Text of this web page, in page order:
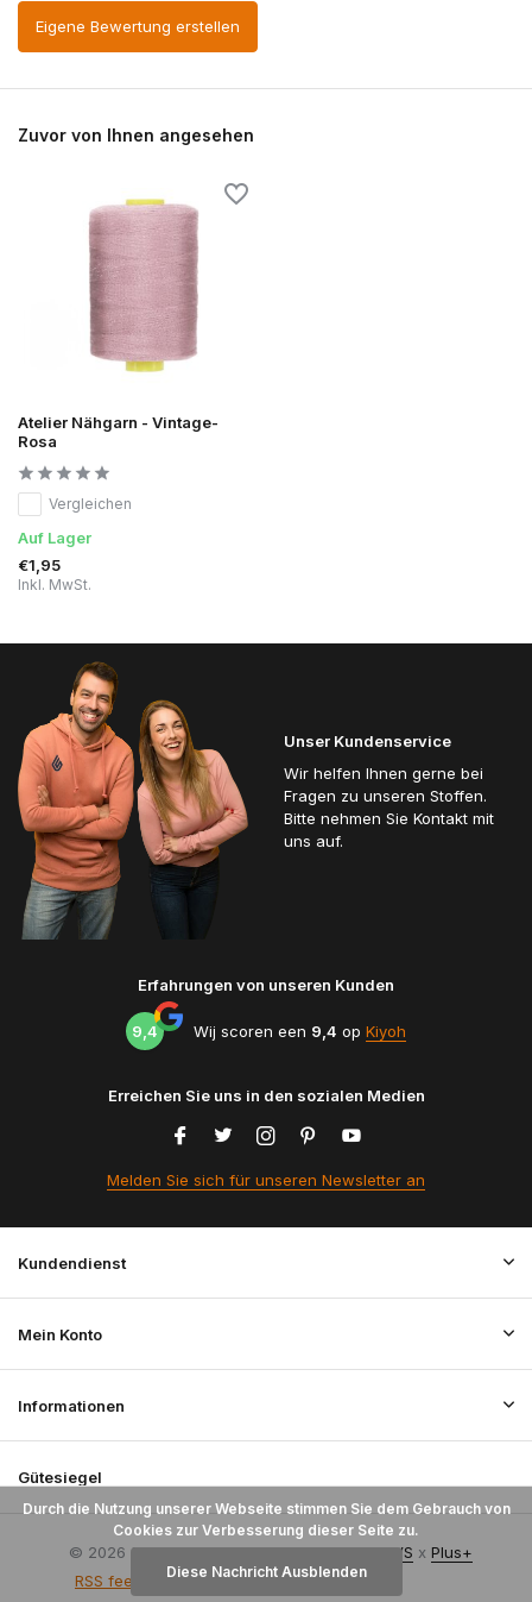
Eigene Bewertung erstellen
Zuvor von Ihnen angesehen
Atelier Nähgarn - Vintage-
Rosa
Vergleichen
Auf Lager
€1,95
Inkl. MwSt.
Unser Kundenservice
Wir helfen Ihnen gerne bei
Fragen zu unseren Stoffen.
Bitte nehmen Sie Kontakt mit
uns auf.
Erfahrungen von unseren Kunden
9,4 Wij scoren een 9,4 op Kiyoh
Erreichen Sie uns in den sozialen Medien
Melden Sie sich für unseren Newsletter an
Kundendienst
Mein Konto
Informationen
Gütesiegel
© 2026 StoffenBestellen.nl - Theme ByDMWS x Plus+
RSS feed
Durch die Nutzung unserer Webseite stimmen Sie dem Gebrauch von
Cookies zur Verbesserung dieser Seite zu.
Diese Nachricht Ausblenden